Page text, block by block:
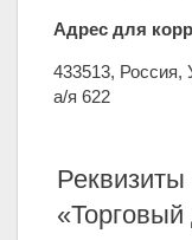
Адрес для
433513, Россия,
а/я 622